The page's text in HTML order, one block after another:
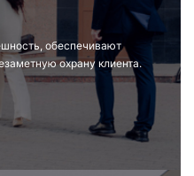
обеспечивают
охрану клиента.